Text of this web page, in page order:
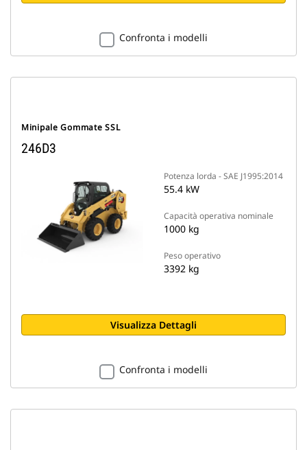
Confronta i modelli
Minipale Gommate SSL
246D3
Potenza lorda - SAE J1995:2014
55.4 kW
Capacità operativa nominale
1000 kg
Peso operativo
3392 kg
Visualizza Dettagli
Confronta i modelli